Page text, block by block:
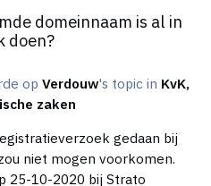
domeinnaam is al in
doen?
opVerdouw's topic in KvK,
zaken
gedaan bij
25-10-2020 bij Strato